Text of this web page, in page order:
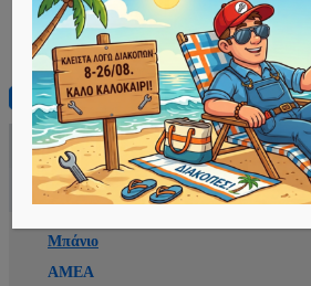
Αρχική
E-shop
Μπάνιο
ΑΜΕΑ